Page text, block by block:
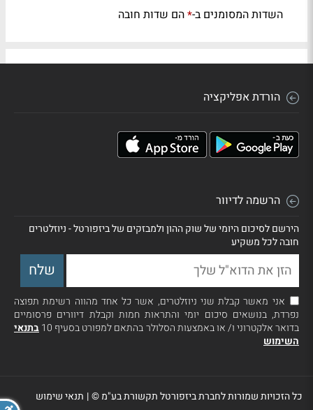
השדות המסומנים ב-*הם שדות חובה
הורדת אפליקציה
הרשמה לדיוור
הירשם לסיכום היומי של שוק ההון ולמבזקים של ביזפורטל - ניוזלטרים
חובה לכל משקיע
אני מאשר קבלת שני ניוזלטרים, אשר כל אחד מהווה רשימת תפוצה
נפרדת, בנושאים סיכום יומי והתראות חמות וקבלת דיוורים פרסומיים
בדואר אלקטרוני ו/ או באמצעות הסלולר בהתאם למפורט בסעיף 10
בתנאי
השימוש
כל הזכויות שמורות לחברת ביזפורטל תקשורת בע"מ ©| תנאי שימוש